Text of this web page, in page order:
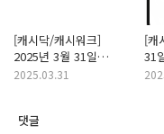
[캐시닥/캐시워크]
2025년 3월 31일
돈버는퀴즈 "몽상가옥"
2025.03.31
[캐
31
"리
댓글